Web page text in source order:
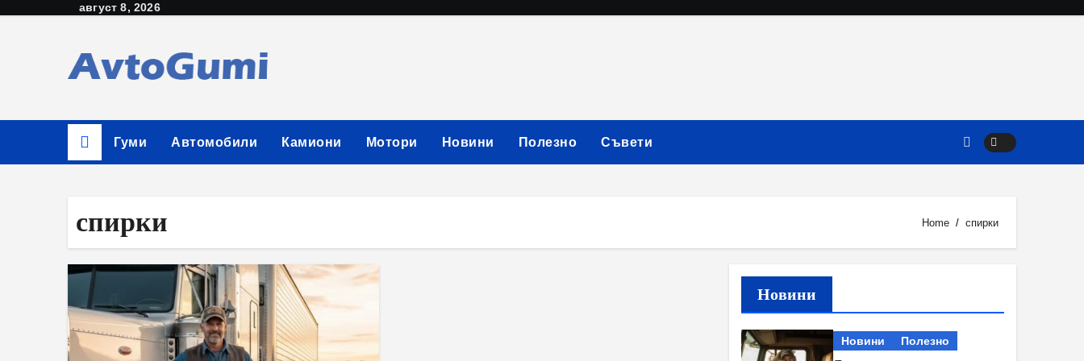
август 8, 2026
Гуми Автомобили Камиони Мотори Новини Полезно Съвети
спирки Home спирки
Новини
Новини Полезно